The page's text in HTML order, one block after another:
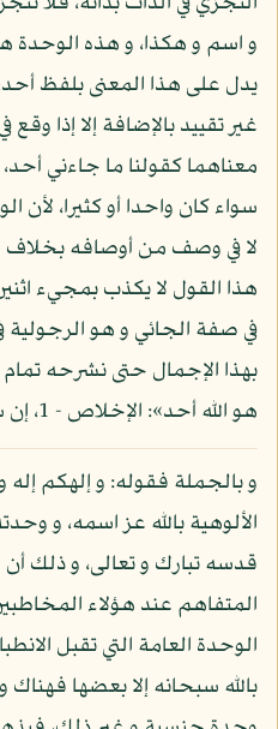
و اسم و هكذا، و هذه الوحدة
يدل على هذا المعنى بلفظ
غير تقييد بالإضافة إلا إذا وقع
معناهما كقولنا ما جاءني
سواء كان واحدا أو كثيرا، لأن
لا في وصف من أوصافه بخلاف
هذا القول لا يكذب بمجيء
في صفة الجائي و هو
بهذا الإجمال حتى نشرحه
هو الله أحد»: الإخلاص - 1، إن شاء الله تعالى.
و بالجملة فقوله: و إلهكم
الألوهية بالله عز اسمه، و
قدسه تبارك و تعالى، و ذلك
المتفاهم عند هؤلاء
الوحدة العامة التي تقبل
بالله سبحانه إلا بعضها